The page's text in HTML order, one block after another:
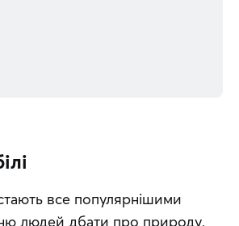
все популярнішими
людей дбати про природу,